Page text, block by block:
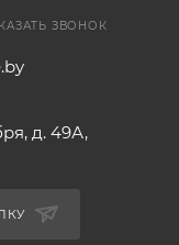
ЗВОНОК
д. 49А,